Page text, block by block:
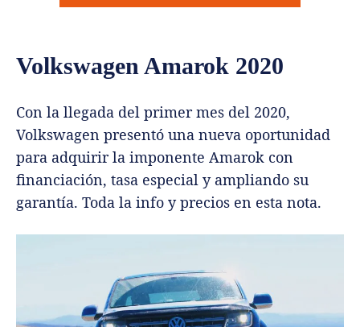
Volkswagen Amarok 2020
Con la llegada del primer mes del 2020,
Volkswagen presentó una nueva oportunidad
para adquirir la imponente Amarok con
financiación, tasa especial y ampliando su
garantía. Toda la info y precios en esta nota.